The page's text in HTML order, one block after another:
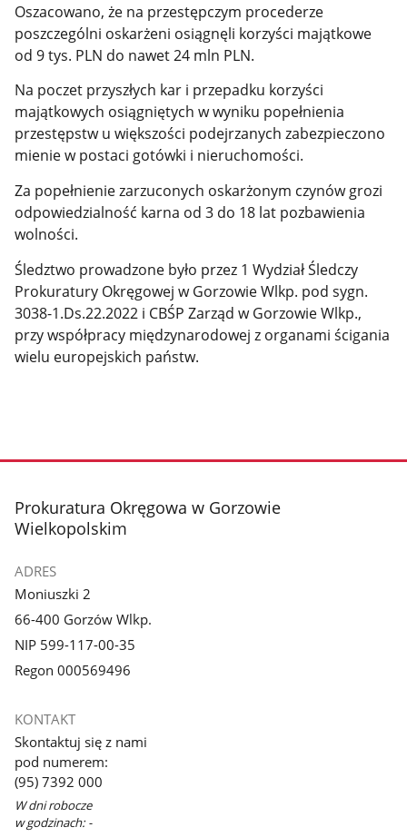
Oszacowano, że na przestępczym procederze
poszczególni oskarżeni osiągnęli korzyści majątkowe
od 9 tys. PLN do nawet 24 mln PLN.
Na poczet przyszłych kar i przepadku korzyści
majątkowych osiągniętych w wyniku popełnienia
przestępstw u większości podejrzanych zabezpieczono
mienie w postaci gotówki i nieruchomości.
Za popełnienie zarzuconych oskarżonym czynów grozi
odpowiedzialność karna od 3 do 18 lat pozbawienia
wolności.
Śledztwo prowadzone było przez 1 Wydział Śledczy
Prokuratury Okręgowej w Gorzowie Wlkp. pod sygn.
3038-1.Ds.22.2022 i CBŚP Zarząd w Gorzowie Wlkp.,
przy współpracy międzynarodowej z organami ścigania
wielu europejskich państw.
stopka
Prokuratura Okręgowa w Gorzowie
Wielkopolskim
ADRES
Moniuszki 2
66-400 Gorzów Wlkp.
NIP 599-117-00-35
Regon 000569496
KONTAKT
Skontaktuj się z nami
pod numerem:
(95) 7392 000
W dni robocze
w godzinach: -